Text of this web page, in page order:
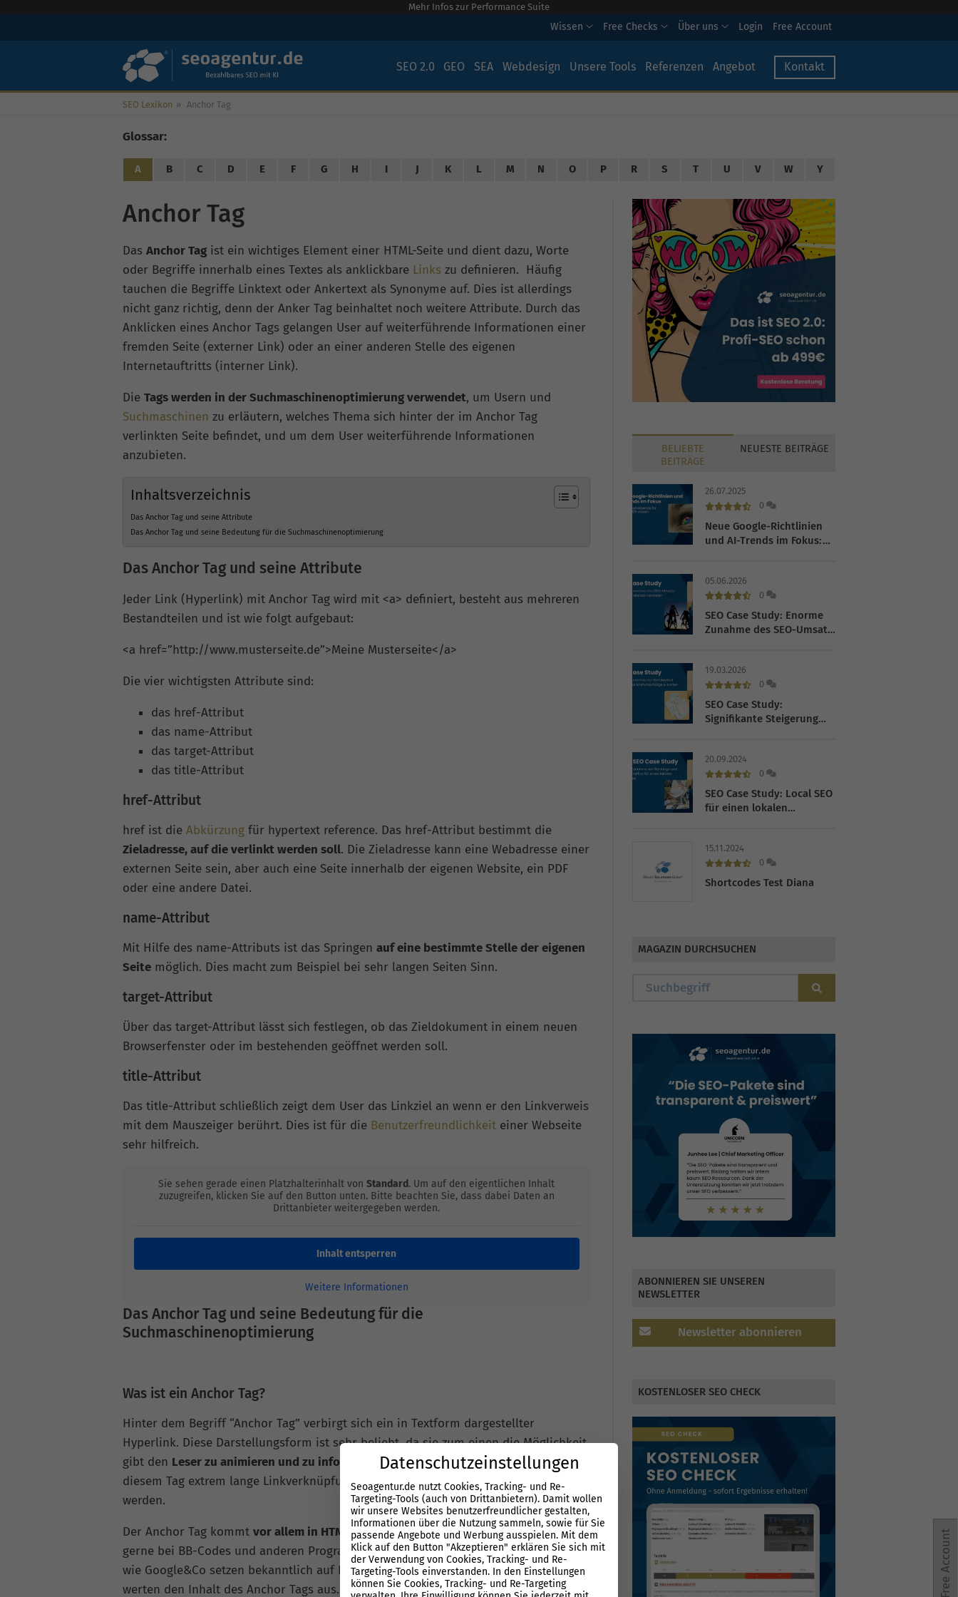
Mehr Infos zur Performance Suite
Wissen Free Checks Über uns Login Free Account
SEO 2.0 GEO SEA Webdesign Unsere Tools Referenzen Angebot Kontakt
SEO Lexikon » Anchor Tag
Glossar:
A B C D E F G H I J K L M N O P R S T U V W Y
Anchor Tag
Das Anchor Tag ist ein wichtiges Element einer HTML-Seite und dient dazu, Worte
oder Begriffe innerhalb eines Textes als anklickbare Links zu definieren. Häufig
tauchen die Begriffe Linktext oder Ankertext als Synonyme auf. Dies ist allerdings
nicht ganz richtig, denn der Anker Tag beinhaltet noch weitere Attribute. Durch das
Anklicken eines Anchor Tags gelangen User auf weiterführende Informationen einer
fremden Seite (externer Link) oder an einer anderen Stelle des eigenen
Internetauftritts (interner Link).
Die Tags werden in der Suchmaschinenoptimierung verwendet, um Usern und
Suchmaschinen zu erläutern, welches Thema sich hinter der im Anchor Tag
verlinkten Seite befindet, und um dem User weiterführende Informationen
anzubieten.
Inhaltsverzeichnis
Das Anchor Tag und seine Attribute
Das Anchor Tag und seine Bedeutung für die Suchmaschinenoptimierung
Das Anchor Tag und seine Attribute
Jeder Link (Hyperlink) mit Anchor Tag wird mit <a> definiert, besteht aus mehreren
Bestandteilen und ist wie folgt aufgebaut:
<a href=”http://www.musterseite.de”>Meine Musterseite</a>
Die vier wichtigsten Attribute sind:
das href-Attribut
das name-Attribut
das target-Attribut
das title-Attribut
href-Attribut
href ist die Abkürzung für hypertext reference. Das href-Attribut bestimmt die
Zieladresse, auf die verlinkt werden soll. Die Zieladresse kann eine Webadresse einer
externen Seite sein, aber auch eine Seite innerhalb der eigenen Website, ein PDF
oder eine andere Datei.
name-Attribut
Mit Hilfe des name-Attributs ist das Springen auf eine bestimmte Stelle der eigenen
Seite möglich. Dies macht zum Beispiel bei sehr langen Seiten Sinn.
target-Attribut
Über das target-Attribut lässt sich festlegen, ob das Zieldokument in einem neuen
Browserfenster oder im bestehenden geöffnet werden soll.
title-Attribut
Das title-Attribut schließlich zeigt dem User das Linkziel an wenn er den Linkverweis
mit dem Mauszeiger berührt. Dies ist für die Benutzerfreundlichkeit einer Webseite
sehr hilfreich.
Sie sehen gerade einen Platzhalterinhalt vonStandard. Um auf den eigentlichen Inhalt
zuzugreifen, klicken Sie auf den Button unten. Bitte beachten Sie, dass dabei Daten an
Drittanbieter weitergegeben werden.
Inhalt entsperren
Weitere Informationen
Das Anchor Tag und seine Bedeutung für die
Suchmaschinenoptimierung
Was ist ein Anchor Tag?
Hinter dem Begriff “Anchor Tag” verbirgt sich ein in Textform dargestellter
Hyperlink. Diese Darstellungsform ist sehr beliebt, da sie zum einen die Möglichkeit
gibt den Leser zu animieren und zu informieren. Auf der anderen Seite können mit
diesem Tag extrem lange Linkverknüpfungen praktisch und verkürzt dargestellt
werden.
Der Anchor Tag kommt vor allem in HTML-Programmierungenvor, wird aber auch
gerne bei BB-Codes und anderen Programmiersprachen verwendet. Suchmaschinen
wie Google&Co setzen bekanntlich auf Backlinks und interne Verlinkungen und
werten den Inhalt des Anchor Tags aus.
BELIEBTE
BEITRÄGE
NEUESTE BEITRÄGE
26.07.2025
0
Neue Google-Richtlinien
und AI-Trends im Fokus:
müssen
05.06.2026
0
SEO Case Study: Enorme
Zunahme des SEO-Umsatz
19.03.2026
0
SEO Case Study:
Signifikante Steigerung
Briefumschläge und
Karten
20.09.2024
0
SEO Case Study: Local SEO
für einen lokalen
15.11.2024
0
Shortcodes Test Diana
MAGAZIN DURCHSUCHEN
ABONNIEREN SIE UNSEREN
NEWSLETTER
Newsletter abonnieren
KOSTENLOSER SEO CHECK
Free Account
Datenschutzeinstellungen
Seoagentur.de nutzt Cookies, Tracking- und Re-
Targeting-Tools (auch von Drittanbietern). Damit wollen
wir unsere Websites benutzerfreundlicher gestalten,
Informationen über die Nutzung sammeln, sowie für Sie
passende Angebote und Werbung ausspielen. Mit dem
Klick auf den Button "Akzeptieren" erklären Sie sich mit
der Verwendung von Cookies, Tracking- und Re-
Targeting-Tools einverstanden. In den Einstellungen
können Sie Cookies, Tracking- und Re-Targeting